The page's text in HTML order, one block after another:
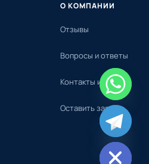
О КОМПАНИИ
Отзывы
Вопросы и ответы
Контакты и адреса
Оставить заявку
Hide
chaty